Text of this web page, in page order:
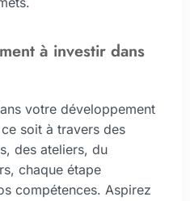
à investir dans
votre développement
soit à travers des
des ateliers, du
chaque étape
compétences. Aspirez